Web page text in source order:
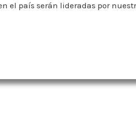
el país serán lideradas por